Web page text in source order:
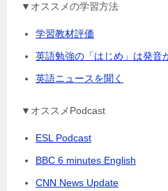
▼オススメの学習方法
学習教材評価
英語勉強の「はじめ」は発音
英語ニュースを聞く
▼オススメPodcast
ESL Podcast
BBC 6 minutes English
CNN News Update